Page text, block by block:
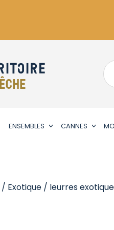
ENSEMBLES CANNES
/ Exotique / leurres